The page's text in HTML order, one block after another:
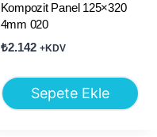
Kompozit Panel 125×320
4mm 020
₺2.142 +KDV
Sepete Ekle